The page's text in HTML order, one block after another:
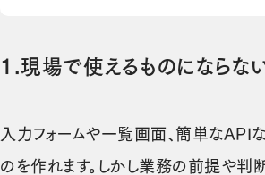
1.現場で使えるものにならな
入力フォームや一覧画面、簡単なAPI
のを作れます。しかし業務の前提や判